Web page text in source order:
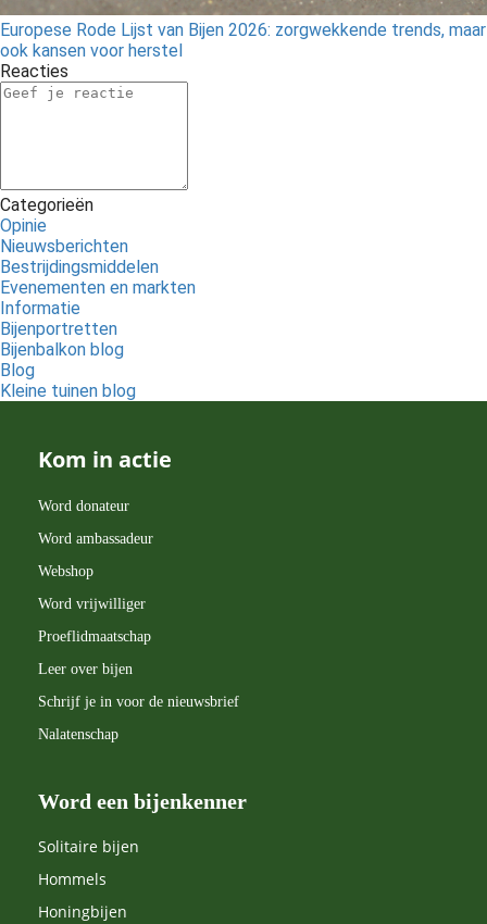
Europese Rode Lijst van Bijen 2026: zorgwekkende trends, maar
ook kansen voor herstel
Reacties
Categorieën
Opinie
Nieuwsberichten
Bestrijdingsmiddelen
Evenementen en markten
Informatie
Bijenportretten
Bijenbalkon blog
Blog
Kleine tuinen blog
Kom in actie
Word donateur
Word ambassadeur
Webshop
Word vrijwilliger
Proeflidmaatschap
Leer over bijen
Schrijf je in voor de nieuwsbrief
Nalatenschap
Word een bijenkenner
Solitaire bijen
Hommels
Honingbijen